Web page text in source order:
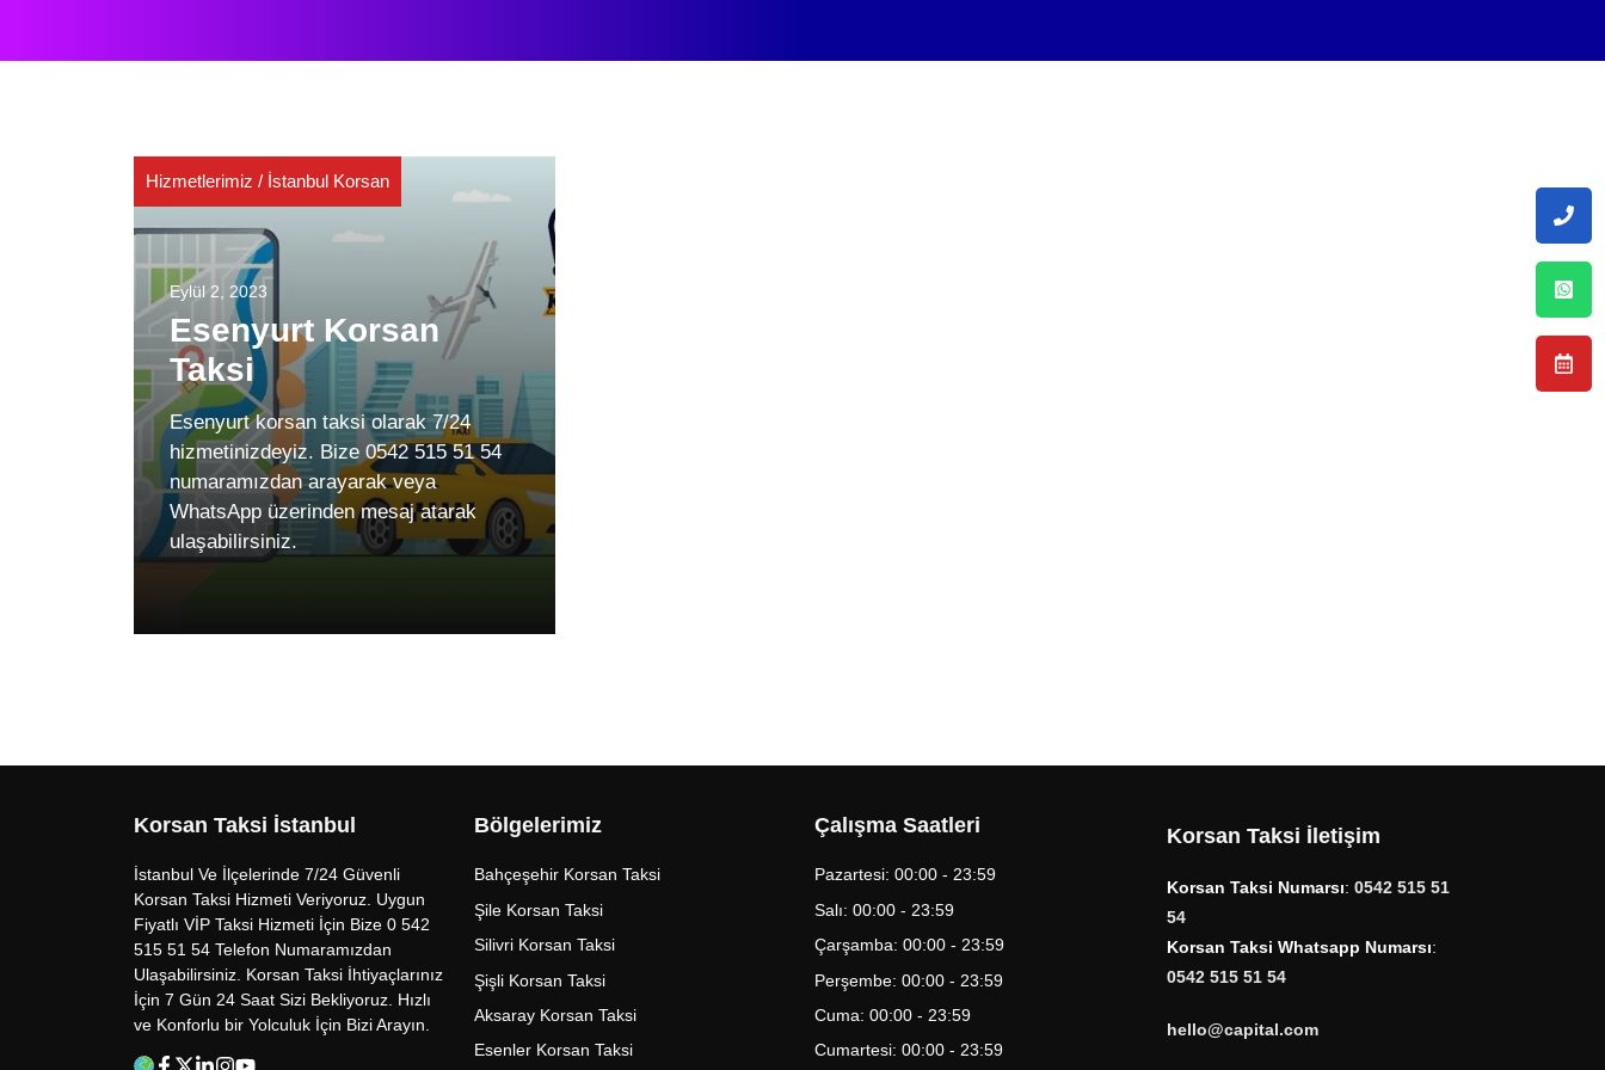
Hizmetlerimiz / İstanbul Korsan
Eylül 2, 2023
Esenyurt Korsan
Taksi
Esenyurt korsan taksi olarak 7/24
hizmetinizdeyiz. Bize 0542 515 51 54
numaramızdan arayarak veya
WhatsApp üzerinden mesaj atarak
ulaşabilirsiniz.
Korsan Taksi İstanbul
İstanbul Ve İlçelerinde 7/24 Güvenli
Korsan Taksi Hizmeti Veriyoruz. Uygun
Fiyatlı VİP Taksi Hizmeti İçin Bize 0 542
515 51 54 Telefon Numaramızdan
Ulaşabilirsiniz. Korsan Taksi İhtiyaçlarınız
İçin 7 Gün 24 Saat Sizi Bekliyoruz. Hızlı
ve Konforlu bir Yolculuk İçin Bizi Arayın.
Bölgelerimiz
Bahçeşehir Korsan Taksi
Şile Korsan Taksi
Silivri Korsan Taksi
Şişli Korsan Taksi
Aksaray Korsan Taksi
Esenler Korsan Taksi
Çalışma Saatleri
Pazartesi: 00:00 - 23:59
Salı: 00:00 - 23:59
Çarşamba: 00:00 - 23:59
Perşembe: 00:00 - 23:59
Cuma: 00:00 - 23:59
Cumartesi: 00:00 - 23:59
Korsan Taksi İletişim
Korsan Taksi Numarsı: 0542 515 51
54
Korsan Taksi Whatsapp Numarsı:
0542 515 51 54
hello@capital.com